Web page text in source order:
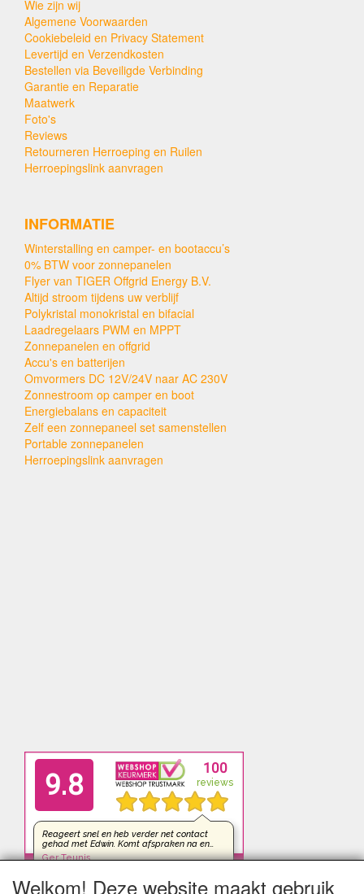
Wie zijn wij
Algemene Voorwaarden
Cookiebeleid en Privacy Statement
Levertijd en Verzendkosten
Bestellen via Beveiligde Verbinding
Garantie en Reparatie
Maatwerk
Foto's
Reviews
Retourneren Herroeping en Ruilen
Herroepingslink aanvragen
INFORMATIE
Winterstalling en camper- en bootaccu’s
0% BTW voor zonnepanelen
Flyer van TIGER Offgrid Energy B.V.
Altijd stroom tijdens uw verblijf
Polykristal monokristal en bifacial
Laadregelaars PWM en MPPT
Zonnepanelen en offgrid
Accu's en batterijen
Omvormers DC 12V/24V naar AC 230V
Zonnestroom op camper en boot
Energiebalans en capaciteit
Zelf een zonnepaneel set samenstellen
Portable zonnepanelen
Herroepingslink aanvragen
Welkom! Deze website maakt gebruik